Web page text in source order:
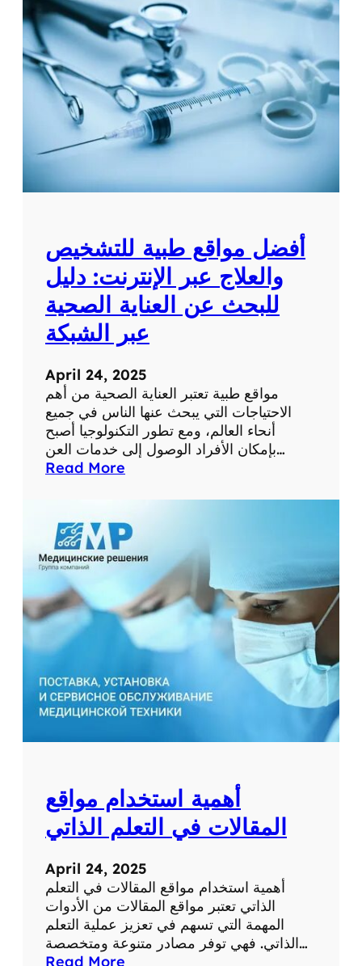
ص
ح
ت
ك
:
ا
س
ت
ف
ط
و
ر
م
س
و
ص
ح
ت
ك
ا
ل
ص
ة
أفضل مواقع طبية للتشخيص
والعلاج عبر الإنترنت: دليل
للبحث عن العناية الصحية
عبر الشبكة
April 24, 2025
مواقع طبية تعتبر العناية الصحية من أهم
الاحتياجات التي يبحث عنها الناس في جميع
أنحاء العالم، ومع تطور التكنولوجيا أصبح
بإمكان الأفراد الوصول إلى خدمات العن…
Read More
ض
ل
م
ا
ق
ع
ط
ي
ة
ل
خ
ي
ص
ا
ل
ع
ل
ا
أهمية استخدام مواقع
المقالات في التعلم الذاتي
April 24, 2025
أهمية استخدام مواقع المقالات في التعلم
الذاتي تعتبر مواقع المقالات من الأدوات
المهمة التي تسهم في تعزيز عملية التعلم
الذاتي. فهي توفر مصادر متنوعة ومتخصصة…
Read More